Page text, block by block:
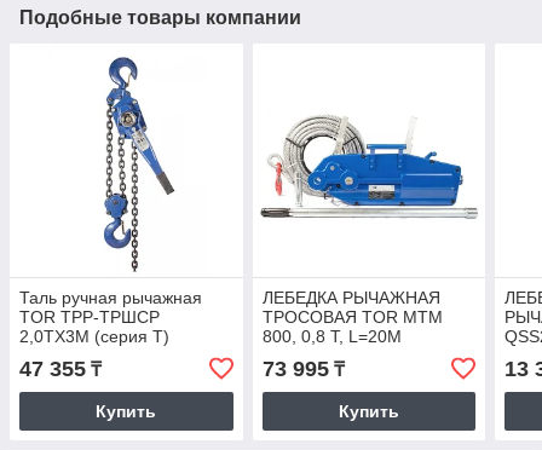
Подобные товары компании
Таль ручная рычажная
TOR ТРР-ТРШСР
2,0ТХ3М (серия T)
47 355 ₸
Купить
ЛЕБЕДКА РЫЧАЖНАЯ
ТРОСОВАЯ TOR МТМ
800, 0,8 Т, L=20М
73 995₸
Купить
13